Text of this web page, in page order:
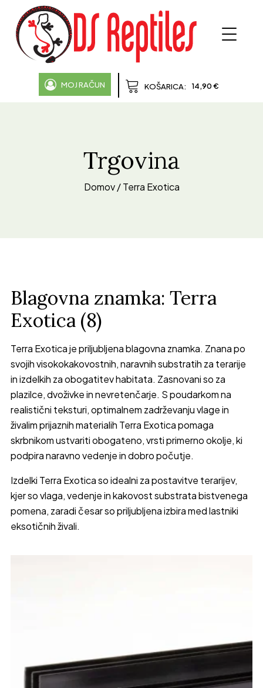
MOJ RAČUN KOŠARICA: 14,90 €
Trgovina
Domov/ Terra Exotica
Blagovna znamka: Terra
Exotica (8)
Terra Exotica je priljubljena blagovna znamka. Znana po
svojih visokokakovostnih, naravnih substratih za terarije
in izdelkih za obogatitev habitata. Zasnovani so za
plazilce, dvoživke in nevretenčarje. S poudarkom na
realistični teksturi, optimalnem zadrževanju vlage in
živalim prijaznih materialih Terra Exotica pomaga
skrbnikom ustvariti obogateno, vrsti primerno okolje, ki
podpira naravno vedenje in dobro počutje.
Izdelki Terra Exotica so idealni za postavitve terarijev,
kjer so vlaga, vedenje in kakovost substrata bistvenega
pomena, zaradi česar so priljubljena izbira med lastniki
eksotičnih živali.